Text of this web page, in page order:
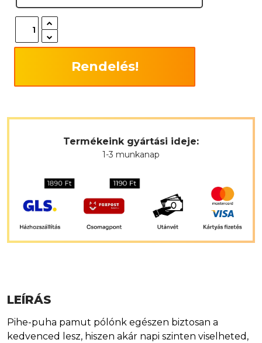
Rendelés!
Termékeink gyártási ideje:
1-3 munkanap
LEÍRÁS
Pihe-puha pamut pólónk egészen biztosan a
kedvenced lesz, hiszen akár napi szinten viselheted,